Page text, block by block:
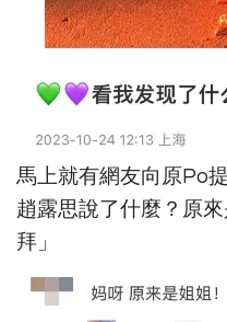
馬上就有網友向原Po
趙露思說了什麼？原
拜」